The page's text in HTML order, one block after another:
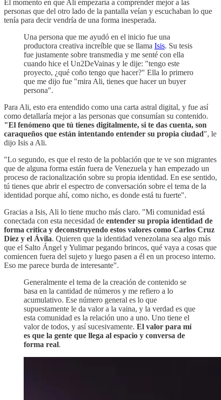
El momento en que Ali empezaría a comprender mejor a las
personas que del otro lado de la pantalla veían y escuchaban lo que
tenía para decir vendría de una forma inesperada.
Una persona que me ayudó en el inicio fue una
productora creativa increíble que se llama Isis. Su tesis
fue justamente sobre transmedia y me senté con ella
cuando hice el Un2DeVainas y le dije: "tengo este
proyecto, ¿qué coño tengo que hacer?" Ella lo primero
que me dijo fue "mira Ali, tienes que hacer un buyer
persona".
Para Ali, esto era entendido como una carta astral digital, y fue así
como detallaría mejor a las personas que consumían su contenido.
"El fenómeno que tú tienes digitalmente, si te das cuenta, son
caraqueños que están intentando entender su propia ciudad", le
dijo Isis a Ali.
"Lo segundo, es que el resto de la población que te ve son migrantes
que de alguna forma están fuera de Venezuela y han empezado un
proceso de racionalización sobre su propia identidad. En ese sentido,
tú tienes que abrir el espectro de conversación sobre el tema de la
identidad porque ahí, como nicho, es donde está tu fuerte".
Gracias a Isis, Ali lo tiene mucho más claro. "Mi comunidad está
conectada con esta necesidad de entender su propia identidad de
forma crítica y deconstruyendo estos valores como Carlos Cruz
Diez y el Ávila. Quieren que la identidad venezolana sea algo más
que el Salto Ángel y Yulimar pegando brincos, qué vaya a cosas que
comiencen fuera del sujeto y luego pasen a él en un proceso interno.
Eso me parece burda de interesante".
Generalmente el tema de la creación de contenido se
basa en la cantidad de números y me refiero a lo
acumulativo. Ese número general es lo que
supuestamente le da valor a la vaina, y la verdad es que
esta comunidad es la relación uno a uno. Uno tiene el
valor de todos, y así sucesivamente. El valor para mí
es que la gente que llega al espacio y conversa de
forma real.